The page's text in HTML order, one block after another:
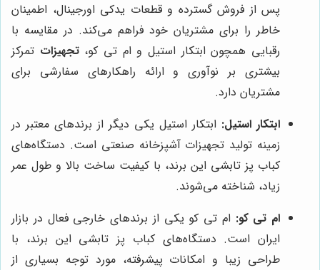
پس از فروش گسترده و قطعات یدکی اورجینال، اطمینان
خاطر را برای مشتریان خود فراهم می‌کند. در مقایسه با
رقبایی همچون ابتکار استیل و ام تی کو،تجهیزات تمرکز
بیشتری بر نوآوری و ارائه راهکارهای سفارشی برای
مشتریان دارد.
ابتکار استیل: ابتکار استیل یکی دیگر از برندهای معتبر در
زمینه تولید تجهیزات آشپزخانه صنعتی است. دستگاه‌های
کباب پز تابشی این برند، با کیفیت ساخت بالا و طول عمر
زیاد، شناخته می‌شوند.
ام تی کو: ام تی کو یکی از برندهای خارجی فعال در بازار
ایران است. دستگاه‌های کباب پز تابشی این برند، با
طراحی زیبا و امکانات پیشرفته، مورد توجه بسیاری از